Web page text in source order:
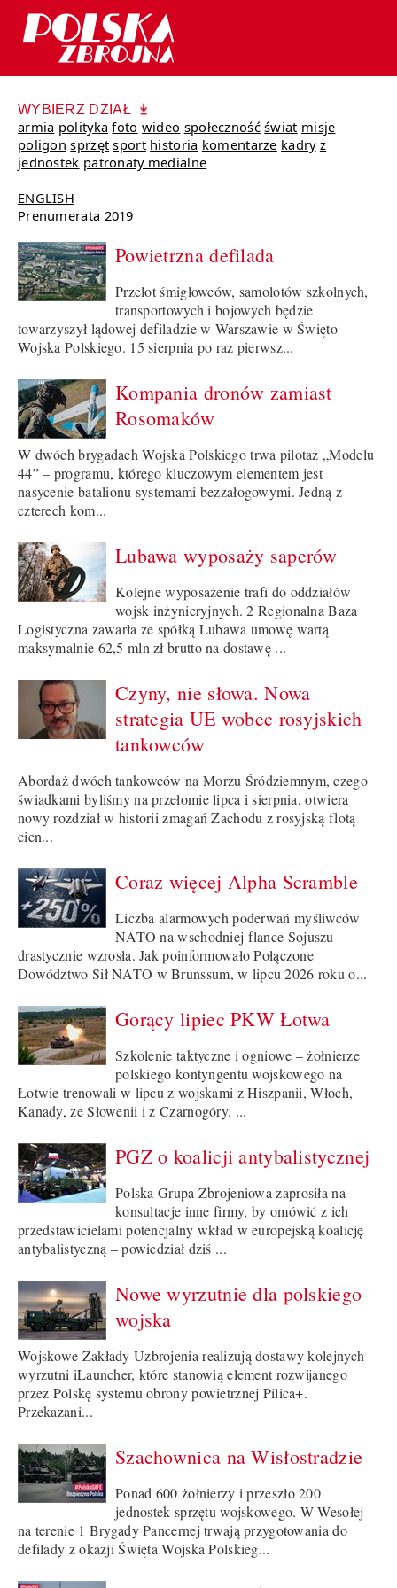
WYBIERZ DZIAŁ
armia polityka foto wideo społeczność świat misje
poligon sprzęt sport historia komentarze kadry z
jednostek patronaty medialne
ENGLISH
Prenumerata 2019
Powietrzna defilada
Przelot śmigłowców, samolotów szkolnych,
transportowych i bojowych będzie
towarzyszył lądowej defiladzie w Warszawie w Święto
Wojska Polskiego. 15 sierpnia po raz pierwsz...
Kompania dronów zamiast
Rosomaków
W dwóch brygadach Wojska Polskiego trwa pilotaż „Modelu
44” – programu, którego kluczowym elementem jest
nasycenie batalionu systemami bezzałogowymi. Jedną z
czterech kom...
Lubawa wyposaży saperów
Kolejne wyposażenie trafi do oddziałów
wojsk inżynieryjnych. 2 Regionalna Baza
Logistyczna zawarła ze spółką Lubawa umowę wartą
maksymalnie 62,5 mln zł brutto na dostawę ...
Czyny, nie słowa. Nowa
strategia UE wobec rosyjskich
tankowców
Abordaż dwóch tankowców na Morzu Śródziemnym, czego
świadkami byliśmy na przełomie lipca i sierpnia, otwiera
nowy rozdział w historii zmagań Zachodu z rosyjską flotą
cien...
Coraz więcej Alpha Scramble
Liczba alarmowych poderwań myśliwców
NATO na wschodniej flance Sojuszu
drastycznie wzrosła. Jak poinformowało Połączone
Dowództwo Sił NATO w Brunssum, w lipcu 2026 roku o...
Gorący lipiec PKW Łotwa
Szkolenie taktyczne i ogniowe – żołnierze
polskiego kontyngentu wojskowego na
Łotwie trenowali w lipcu z wojskami z Hiszpanii, Włoch,
Kanady, ze Słowenii i z Czarnogóry. ...
PGZ o koalicji antybalistycznej
Polska Grupa Zbrojeniowa zaprosiła na
konsultacje inne firmy, by omówić z ich
przedstawicielami potencjalny wkład w europejską koalicję
antybalistyczną – powiedział dziś ...
Nowe wyrzutnie dla polskiego
wojska
Wojskowe Zakłady Uzbrojenia realizują dostawy kolejnych
wyrzutni iLauncher, które stanowią element rozwijanego
przez Polskę systemu obrony powietrznej Pilica+.
Przekazani...
Szachownica na Wisłostradzie
Ponad 600 żołnierzy i przeszło 200
jednostek sprzętu wojskowego. W Wesołej
na terenie 1 Brygady Pancernej trwają przygotowania do
defilady z okazji Święta Wojska Polskieg...